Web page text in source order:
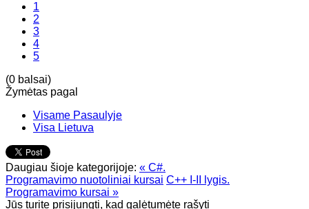
1
2
3
4
5
(0 balsai)
Žymėtas pagal
Visame Pasaulyje
Visa Lietuva
Daugiau šioje kategorijoje: « C#.
Programavimo nuotoliniai kursai C++ I-II lygis.
Programavimo kursai »
Jūs turite prisijungti, kad galėtumėte rašyti